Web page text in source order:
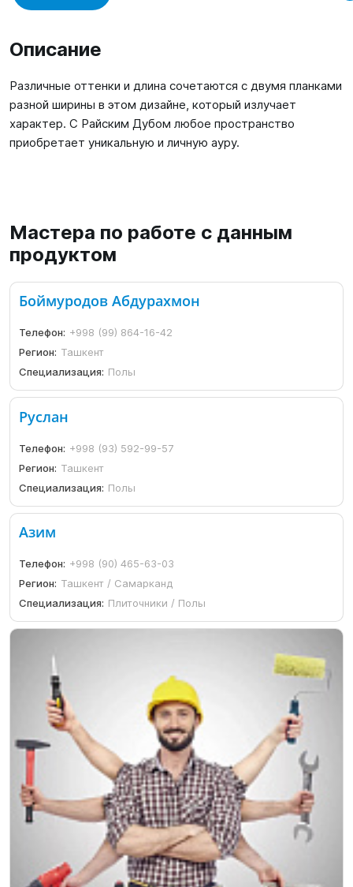
Описание
Различные оттенки и длина сочетаются с двумя планками
разной ширины в этом дизайне, который излучает
характер. С Райским Дубом любое пространство
приобретает уникальную и личную ауру.
Мастера по работе с данным
продуктом
Боймуродов Абдурахмон
Телефон: +998 (99) 864-16-42
Регион: Ташкент
Специализация: Полы
Руслан
Телефон: +998 (93) 592-99-57
Регион: Ташкент
Специализация: Полы
Азим
Телефон: +998 (90) 465-63-03
Регион: Ташкент / Самарканд
Специализация: Плиточники / Полы